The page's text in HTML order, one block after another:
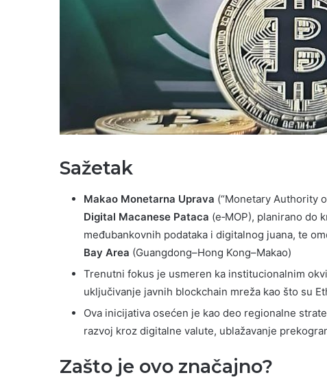
Sažetak
Makao Monetarna Uprava (“Monetary Authority
Digital Macanese Pataca (e‑MOP), planirano do
međubankovnih podataka i digitalnog juana, te
Bay Area (Guangdong–Hong Kong–Makao)
Trenutni fokus je usmeren ka institucionalnim
uključivanje javnih blockchain mreža kao što su
Ova inicijativa osećen je kao deo regionalne
razvoj kroz digitalne valute, ublažavanje
Zašto je ovo značajno?